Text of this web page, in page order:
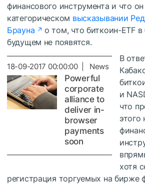
финансового инструмента и что
категорическом высказывании
Брауна
о том, что биткоин-ETF
будущем не появятся.
18-09-2017 00:00:00 | News
Powerful
corporate
alliance to
deliver in-
browser
payments
soon
В
и
что
этого
хотя
регистрация торгуемых на бирже